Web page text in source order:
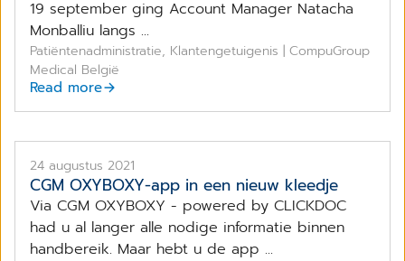
19 september ging Account Manager Natacha
Monballiu langs ...
Patiëntenadministratie, Klantengetuigenis | CompuGroup
Medical België
Read more
24 augustus 2021
CGM OXYBOXY-app in een nieuw kleedje
Via CGM OXYBOXY - powered by CLICKDOC
had u al langer alle nodige informatie binnen
handbereik. Maar hebt u de app ...